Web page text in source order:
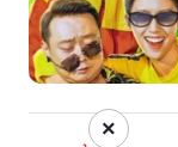
×